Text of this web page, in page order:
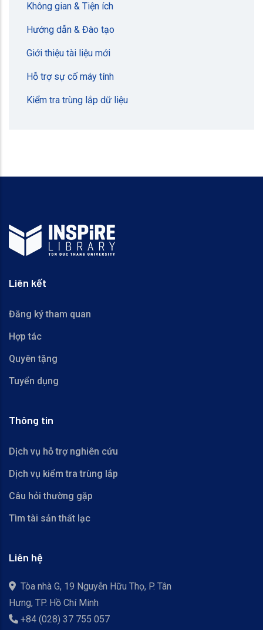
Không gian & Tiện ích
Hướng dẫn & Đào tạo
Giới thiệu tài liệu mới
Hỗ trợ sự cố máy tính
Kiểm tra trùng lắp dữ liệu
Liên kết
Đăng ký tham quan
Hợp tác
Quyên tặng
Tuyển dụng
Thông tin
Dịch vụ hỗ trợ nghiên cứu
Dịch vụ kiểm tra trùng lắp
Câu hỏi thường gặp
Tìm tài sản thất lạc
Liên hệ
Tòa nhà G, 19 Nguyễn Hữu Thọ, P. Tân
Hưng, TP. Hồ Chí Minh
+84 (028) 37 755 057